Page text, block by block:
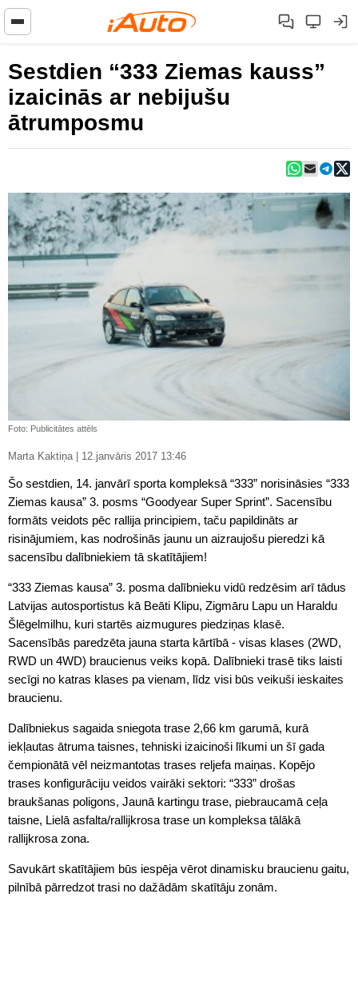
Sestdien “333 Ziemas kauss”
izaicinās ar nebijušu
ātrumposmu
Foto: Publicitātes attēls
Marta Kaktiņa | 12.janvāris 2017 13:46
Šo sestdien, 14. janvārī sporta kompleksā “333” norisināsies “333
Ziemas kausa” 3. posms “Goodyear Super Sprint”. Sacensību
formāts veidots pēc rallija principiem, taču papildināts ar
risinājumiem, kas nodrošinās jaunu un aizraujošu pieredzi kā
sacensību dalībniekiem tā skatītājiem!
“333 Ziemas kausa” 3. posma dalībnieku vidū redzēsim arī tādus
Latvijas autosportistus kā Beāti Klipu, Zigmāru Lapu un Haraldu
Šlēgelmilhu, kuri startēs aizmugures piedziņas klasē.
Sacensībās paredzēta jauna starta kārtībā - visas klases (2WD,
RWD un 4WD) braucienus veiks kopā. Dalībnieki trasē tiks laisti
secīgi no katras klases pa vienam, līdz visi būs veikuši ieskaites
braucienu.
Dalībniekus sagaida sniegota trase 2,66 km garumā, kurā
iekļautas ātruma taisnes, tehniski izaicinoši līkumi un šī gada
čempionātā vēl neizmantotas trases reljefa maiņas. Kopējo
trases konfigurāciju veidos vairāki sektori: “333” drošas
braukšanas poligons, Jaunā kartingu trase, piebraucamā ceļa
taisne, Lielā asfalta/rallijkrosa trase un kompleksa tālākā
rallijkrosa zona.
Savukārt skatītājiem būs iespēja vērot dinamisku braucienu gaitu,
pilnībā pārredzot trasi no dažādām skatītāju zonām.